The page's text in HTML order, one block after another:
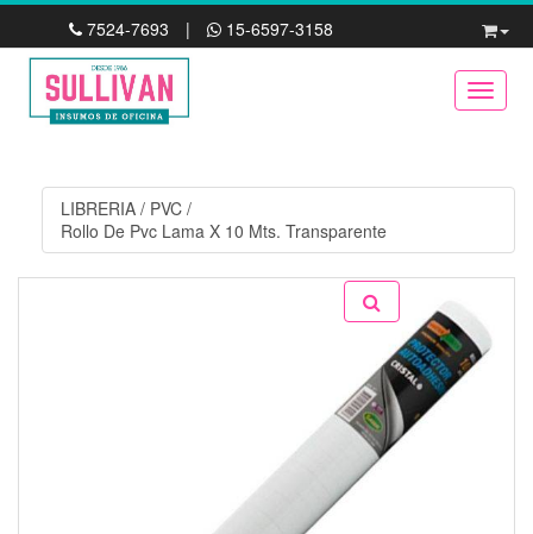
7524-7693 | 15-6597-3158
LIBRERIA / PVC /
Rollo De Pvc Lama X 10 Mts. Transparente